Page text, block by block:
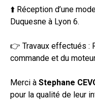
⬆️ Réception d’une
Duquesne à Lyon 6.
👉 Travaux effectués :
commande et du
Merci à Stephane
pour la qualité de leur